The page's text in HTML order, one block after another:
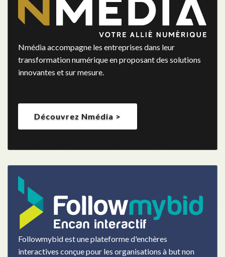
Nmédia accompagne les entreprises dans leur
transformation numérique en proposant des solutions
innovantes et sur mesure.
Découvrez Nmédia >
Followmybid est une plateforme d'enchères
interactives conçue pour les organisations à but non